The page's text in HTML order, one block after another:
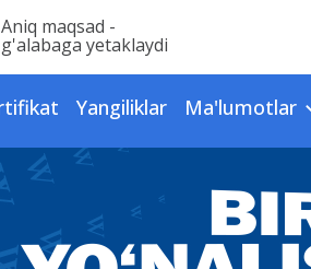
Aniq maqsad -
g'alabaga yetaklaydi
Yangiliklar Ma'lumotlar